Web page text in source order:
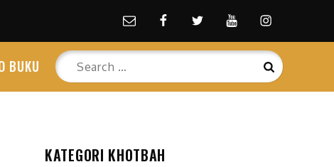
Email facebookTwitterYoutubeInstagram
BUKU
Search
for:
Search
KATEGORI KHOTBAH